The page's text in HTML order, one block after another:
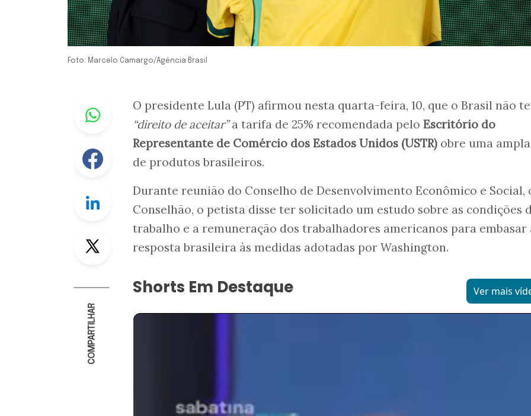
Foto: Marcelo Camargo/Agência Brasil
Whastapp
Facebook
Linkedin
Twitter
COMPARTILHAR
O presidente Lula (PT) afirmou nesta quarta-feira, 10, que o Brasil não
“direito de aceitar”a tarifa de 25% recomendada pelo Escritório do
Representante de Comércio dos Estados Unidos (USTR) obre uma
de produtos brasileiros.
Durante reunião do Conselho de Desenvolvimento Econômico e Social,
Conselhão, o petista disse ter solicitado um estudo sobre as condições
trabalho e a remuneração dos trabalhadores americanos para embasar
resposta brasileira às medidas adotadas por Washington.
Shorts Em Destaque Ver mais